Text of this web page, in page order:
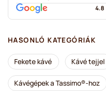
4.8
HASONLÓ KATEGÓRIÁK
Fekete kávé Kávé tejjel
Kávégépek a Tassimo®-hoz